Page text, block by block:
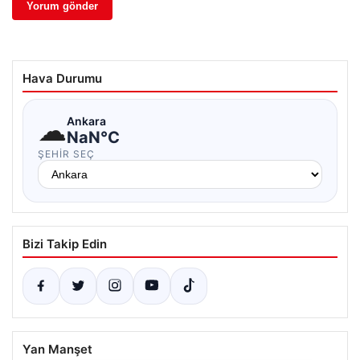
Hava Durumu
☁Ankara
NaN°C
ŞEHIR SEÇ
Bizi Takip Edin
Yan Manşet